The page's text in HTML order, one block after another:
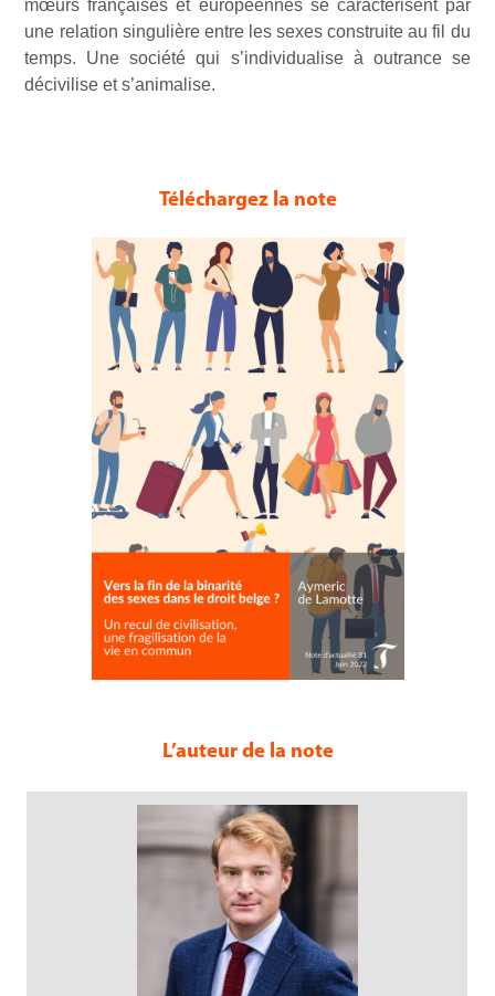
mœurs françaises et européennes se caractérisent par
une relation singulière entre les sexes construite au fil du
temps. Une société qui s’individualise à outrance se
décivilise et s’animalise.
Téléchargez la note
L’auteur de la note